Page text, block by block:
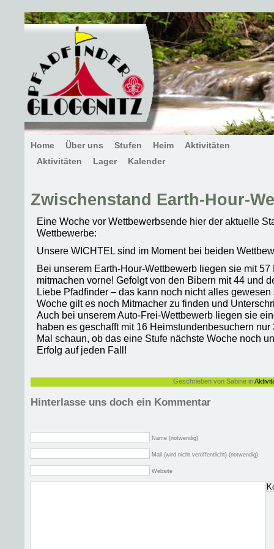
Home Über uns Stufen Heim
Aktivitäten
Aktivitäten
Lager Kalender
Zwischenstand Earth-Hour-
Eine Woche vor Wettbewerbsende hier der aktuelle
Wettbewerbe:
Unsere WICHTEL sind im Moment bei beiden
Bei unserem Earth-Hour-Wettbewerb liegen sie mit
mitmachen vorne! Gefolgt von den Bibern mit 44 und
Liebe Pfadfinder – das kann noch nicht alles
Woche gilt es noch Mitmacher zu finden und
Auch bei unserem Auto-Frei-Wettbewerb liegen sie
haben es geschafft mit 16 Heimstundenbesuchern nur
Mal schaun, ob das eine Stufe nächste Woche noch
Erfolg auf jeden Fall!
Geschrieben von Sabine in
Hinterlasse uns doch ein Kommentar
Name (notwendig)
Mail (wird nicht veröffentlicht) (notwendig)
Website